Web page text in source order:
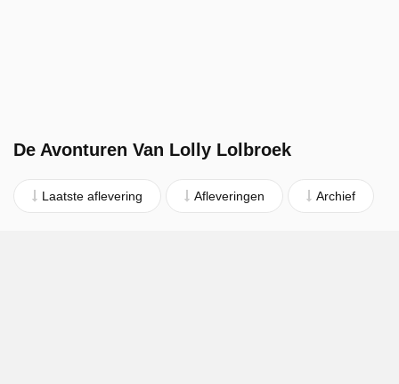
De Avonturen Van Lolly Lolbroek
Laatste aflevering Afleveringen Archief